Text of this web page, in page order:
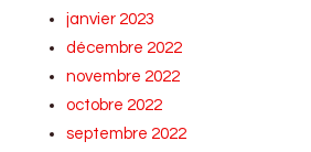
janvier 2023
décembre 2022
novembre 2022
octobre 2022
septembre 2022